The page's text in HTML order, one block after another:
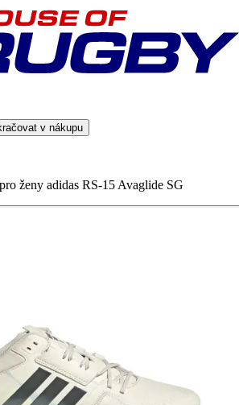
v nákupu
ženy adidas RS-15 Avaglide SG